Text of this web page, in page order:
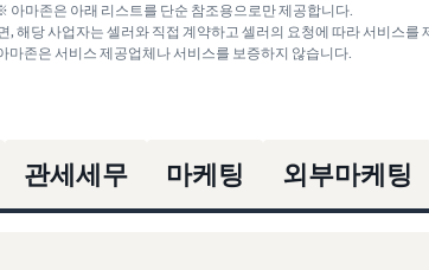
아마존은 아래 리스트를 단순 참조용으로만 제공합니다.
, 해당 사업자는 셀러와 직접 계약하고 셀러의 요청에 따라 서비스를
마존은 서비스 제공업체나 서비스를 보증하지 않습니다.
관세세무 마케팅 외부마케팅